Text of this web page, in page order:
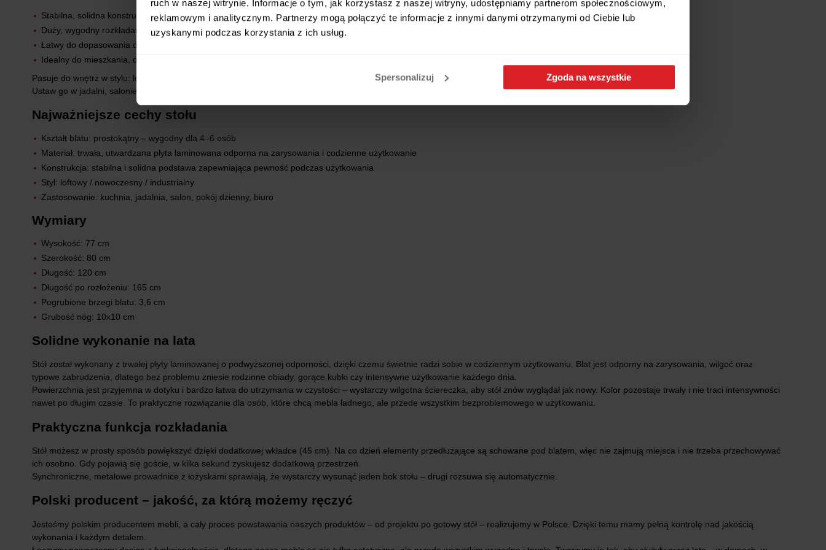
ruch w naszej witrynie. Informacje o tym, jak korzystasz z naszej witryny, udostępniamy partnerom społecznościowym,
reklamowym i analitycznym. Partnerzy mogą połączyć te informacje z innymi danymi otrzymanymi od Ciebie lub
uzyskanymi podczas korzystania z ich usług.
Spersonalizuj Zgoda na wszystkie
Stabilna, solidna konstrukcja
Duży, wygodny rozkładany blat do wspólnych posiłków
Łatwy do dopasowania do różnych aranżacji
Idealny do mieszkania, domu i biura
Pasuje do wnętrz w stylu: loftowym, industrialnym, nowoczesnym, skandynawskim, minimalistycznym, klasycznym, boho.
Ustaw go w jadalni, salonie lub kuchni i zobacz, jak szybko stanie się centralnym punktem pomieszczenia. To stół, przy którym naturalnie toczy się codzienne życie.
Najważniejsze cechy stołu
Kształt blatu: prostokątny – wygodny dla 4–6 osób
Materiał: trwała, utwardzana płyta laminowana odporna na zarysowania i codzienne użytkowanie
Konstrukcja: stabilna i solidna podstawa zapewniająca pewność podczas użytkowania
Styl: loftowy / nowoczesny / industrialny
Zastosowanie: kuchnia, jadalnia, salon, pokój dzienny, biuro
Wymiary
Wysokość: 77 cm
Szerokość: 80 cm
Długość: 120 cm
Długość po rozłożeniu: 165 cm
Pogrubione brzegi blatu: 3,6 cm
Grubość nóg: 10x10 cm
Solidne wykonanie na lata
Stół został wykonany z trwałej płyty laminowanej o podwyższonej odporności, dzięki czemu świetnie radzi sobie w codziennym użytkowaniu. Blat jest odporny na zarysowania, wilgoć oraz
typowe zabrudzenia, dlatego bez problemu zniesie rodzinne obiady, gorące kubki czy intensywne użytkowanie każdego dnia.
Powierzchnia jest przyjemna w dotyku i bardzo łatwa do utrzymania w czystości – wystarczy wilgotna ściereczka, aby stół znów wyglądał jak nowy. Kolor pozostaje trwały i nie traci intensywności
nawet po długim czasie. To praktyczne rozwiązanie dla osób, które chcą mebla ładnego, ale przede wszystkim bezproblemowego w użytkowaniu.
Praktyczna funkcja rozkładania
Stół możesz w prosty sposób powiększyć dzięki dodatkowej wkładce (45 cm). Na co dzień elementy przedłużające są schowane pod blatem, więc nie zajmują miejsca i nie trzeba przechowywać
ich osobno. Gdy pojawią się goście, w kilka sekund zyskujesz dodatkową przestrzeń.
Synchroniczne, metalowe prowadnice z łożyskami sprawiają, że wystarczy wysunąć jeden bok stołu – drugi rozsuwa się automatycznie.
Polski producent – jakość, za którą możemy ręczyć
Jesteśmy polskim producentem mebli, a cały proces powstawania naszych produktów – od projektu po gotowy stół – realizujemy w Polsce. Dzięki temu mamy pełną kontrolę nad jakością
wykonania i każdym detalem.